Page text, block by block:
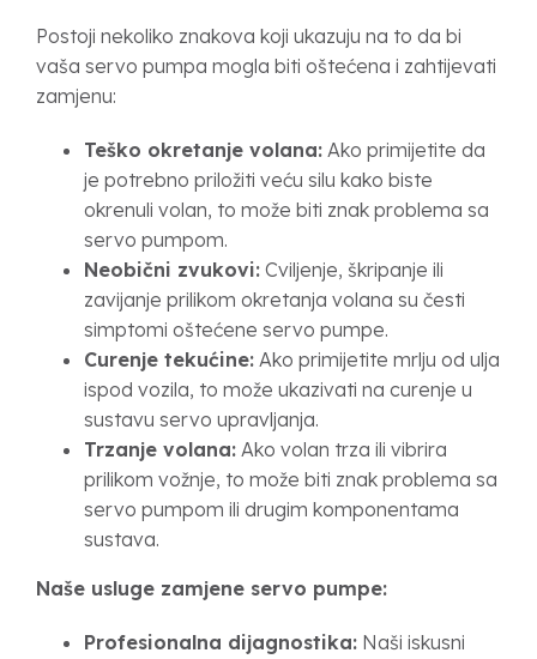
Postoji nekoliko znakova koji ukazuju na to da bi
vaša servo pumpa mogla biti oštećena i zahtijevati
zamjenu:
Teško okretanje volana: Ako primijetite da
je potrebno priložiti veću silu kako biste
okrenuli volan, to može biti znak problema sa
servo pumpom.
Neobični zvukovi: Cviljenje, škripanje ili
zavijanje prilikom okretanja volana su česti
simptomi oštećene servo pumpe.
Curenje tekućine: Ako primijetite mrlju od ulja
ispod vozila, to može ukazivati na curenje u
sustavu servo upravljanja.
Trzanje volana: Ako volan trza ili vibrira
prilikom vožnje, to može biti znak problema sa
servo pumpom ili drugim komponentama
sustava.
Naše usluge zamjene servo pumpe:
Profesionalna dijagnostika: Naši iskusni